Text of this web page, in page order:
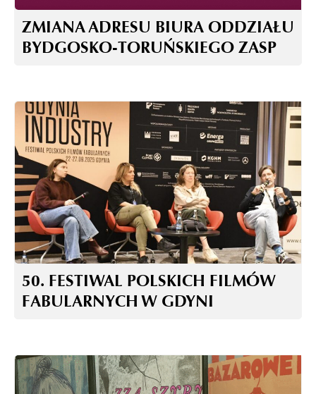
ZMIANA ADRESU BIURA ODDZIAŁU
BYDGOSKO-TORUŃSKIEGO ZASP
50. FESTIWAL POLSKICH FILMÓW
FABULARNYCH W GDYNI